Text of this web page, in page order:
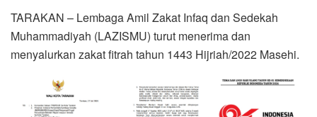
TARAKAN – Lembaga Amil Zakat Infaq dan Sedekah
Muhammadiyah (LAZISMU) turut menerima dan
menyalurkan zakat fitrah tahun 1443 Hijriah/2022 Masehi.